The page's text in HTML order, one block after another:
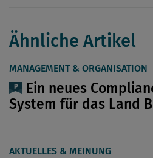
Ähnliche Artikel
MANAGEMENT & ORGANISATION
Ein neues
System für das Land
AKTUELLES & MEINUNG